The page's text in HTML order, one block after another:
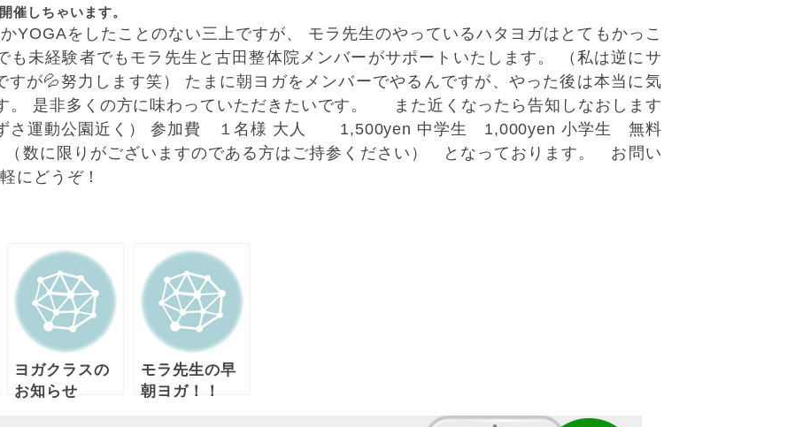
催しちゃいます。
YOGAをしたことのない三上ですが、 モラ先生のやっているハタヨガはとてもかっこ
未経験者でもモラ先生と古田整体院メンバーがサポートいたします。 （私は逆にサ
すが💦努力します笑） たまに朝ヨガをメンバーでやるんですが、やった後は本当に気
。 是非多くの方に味わっていただきたいです。 また近くなったら告知しなおします
運動公園近く） 参加費 １名様 大人 1,500yen 中学生 1,000yen 小学生 無料
数に限りがございますのである方はご持参ください） となっております。 お問い
軽にどうぞ！
ヨガクラスの
お知らせ
モラ先生の早
朝ヨガ！！